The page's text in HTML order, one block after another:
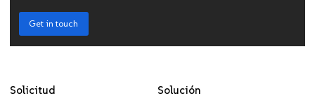
Get in touch
Solicitud Solución